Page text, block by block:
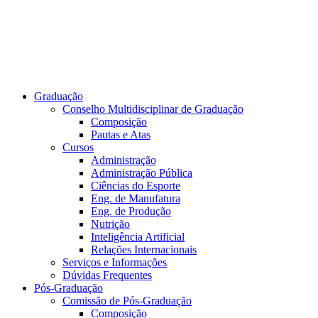
Graduação
Conselho Multidisciplinar de Graduação
Composição
Pautas e Atas
Cursos
Administração
Administração Pública
Ciências do Esporte
Eng. de Manufatura
Eng. de Produção
Nutrição
Inteligência Artificial
Relações Internacionais
Serviços e Informações
Dúvidas Frequentes
Pós-Graduação
Comissão de Pós-Graduação
Composição